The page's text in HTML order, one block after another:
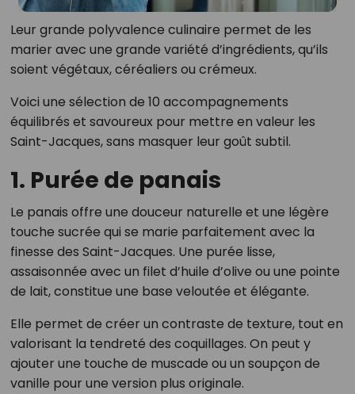
Leur grande polyvalence culinaire permet de les
marier avec une grande variété d’ingrédients, qu’ils
soient végétaux, céréaliers ou crémeux.
Voici une sélection de 10 accompagnements
équilibrés et savoureux pour mettre en valeur les
Saint-Jacques, sans masquer leur goût subtil.
1. Purée de panais
Le panais offre une douceur naturelle et une légère
touche sucrée qui se marie parfaitement avec la
finesse des Saint-Jacques. Une purée lisse,
assaisonnée avec un filet d’huile d’olive ou une pointe
de lait, constitue une base veloutée et élégante.
Elle permet de créer un contraste de texture, tout en
valorisant la tendreté des coquillages. On peut y
ajouter une touche de muscade ou un soupçon de
vanille pour une version plus originale.